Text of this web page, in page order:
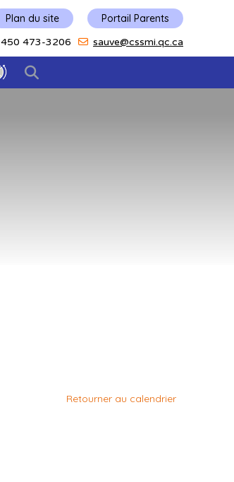
Plan du site Portail Parents
450 473-3206 sauve@cssmi.qc.ca
Retourner au calendrier